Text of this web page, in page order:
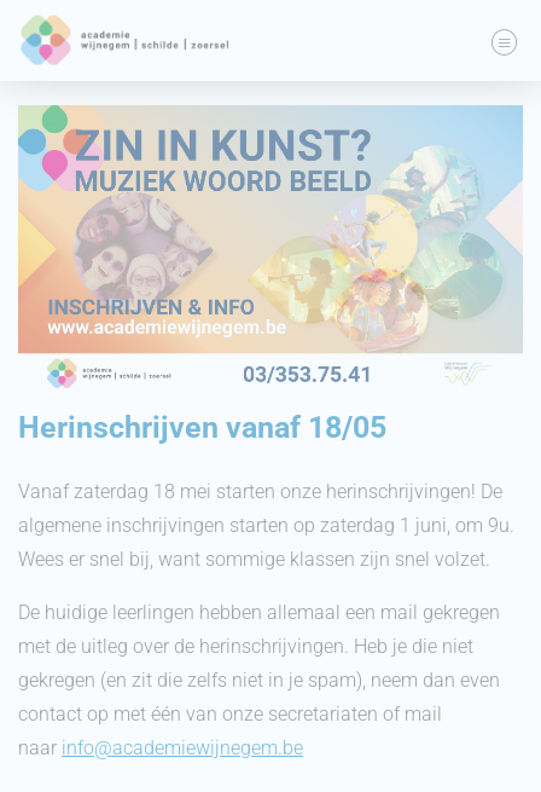
Herinschrijven vanaf 18/05
Vanaf zaterdag 18 mei starten onze herinschrijvingen! De
algemene inschrijvingen starten op zaterdag 1 juni, om 9u.
Wees er snel bij, want sommige klassen zijn snel volzet.
De huidige leerlingen hebben allemaal een mail gekregen
met de uitleg over de herinschrijvingen. Heb je die niet
gekregen (en zit die zelfs niet in je spam), neem dan even
contact op met één van onze secretariaten of mail
naar info@academiewijnegem.be